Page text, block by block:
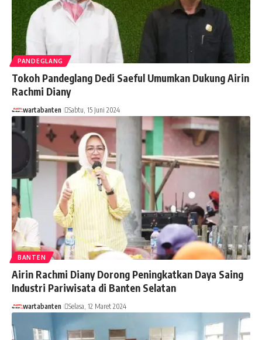
PANDEGLANG
Tokoh Pandeglang Dedi Saeful Umumkan Dukung Airin
Rachmi Diany
wartabanten Sabtu, 15 Juni 2024
BANTEN
Airin Rachmi Diany Dorong Peningkatkan Daya Saing
Industri Pariwisata di Banten Selatan
wartabanten Selasa, 12 Maret 2024